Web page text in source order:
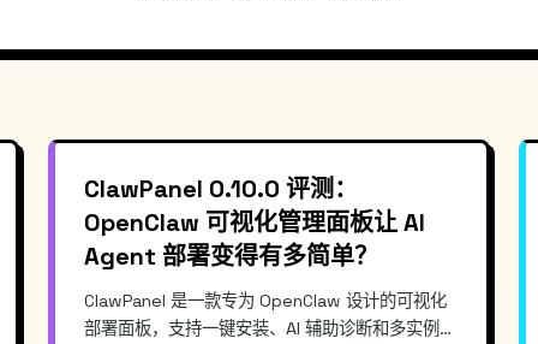
ClawPanel 0.10.0 评测：
OpenClaw 可视化管理面板让 AI
Agent 部署变得有多简单？
ClawPanel 是一款专为 OpenClaw 设计的可视化
部署面板，支持一键安装、AI 辅助诊断和多实例管